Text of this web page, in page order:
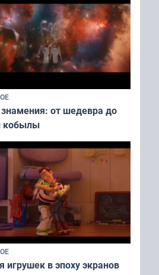
знамения: от шедевра до
кобылы
игрушек в эпоху экранов